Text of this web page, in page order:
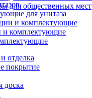
для общественных мест
для унитаза
и комплектующие
и комплектующие
отделка
покрытие
доска